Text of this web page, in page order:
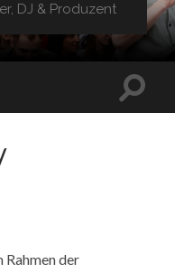
DJ & Produzent
Rahmen der